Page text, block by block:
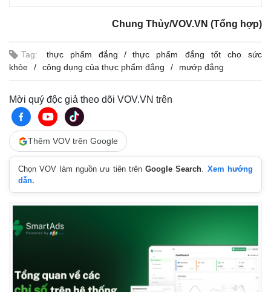
Pháp luật
Vụ án
Quân sự - Quốc phòng
Vũ khí
Chung Thủy/VOV.VN (Tổng hợp)
Tag: thực phẩm đắng
thực phẩm đắng tốt cho sức
khỏe
công dụng của thực phẩm đắng mướp đắng
Mời quý độc giả theo dõi VOV.VN trên
Thêm VOV trên Google
Chọn VOV làm nguồn ưu tiên trênGoogle Search. Xem hướng
dẫn.